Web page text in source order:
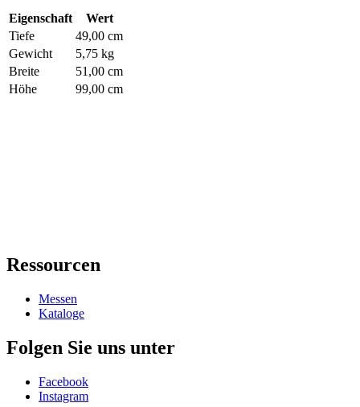
Eigenschaft
Wert
Tiefe
49,00 cm
Gewicht
5,75 kg
Breite
51,00 cm
Höhe
99,00 cm
Ressourcen
Messen
Kataloge
Folgen Sie uns unter
Facebook
Instagram